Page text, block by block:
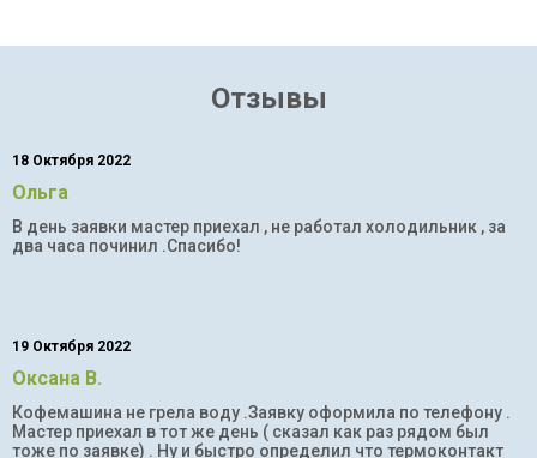
Отзывы
18 Октября 2022
Ольга
В день заявки мастер приехал , не работал холодильник , за
два часа починил .Спасибо!
19 Октября 2022
Оксана В.
Кофемашина не грела воду .Заявку оформила по телефону .
Мастер приехал в тот же день ( сказал как раз рядом был
тоже по заявке) . Ну и быстро определил что термоконтакт